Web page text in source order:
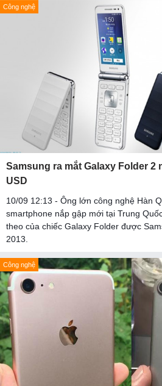
Công nghệ
Samsung ra mắt Galaxy Folder 2
USD
10/09 12:13 - Ông lớn công nghệ Hàn
smartphone nắp gập mới tại Trung
theo của chiếc Galaxy Folder được
2013.
Công nghệ